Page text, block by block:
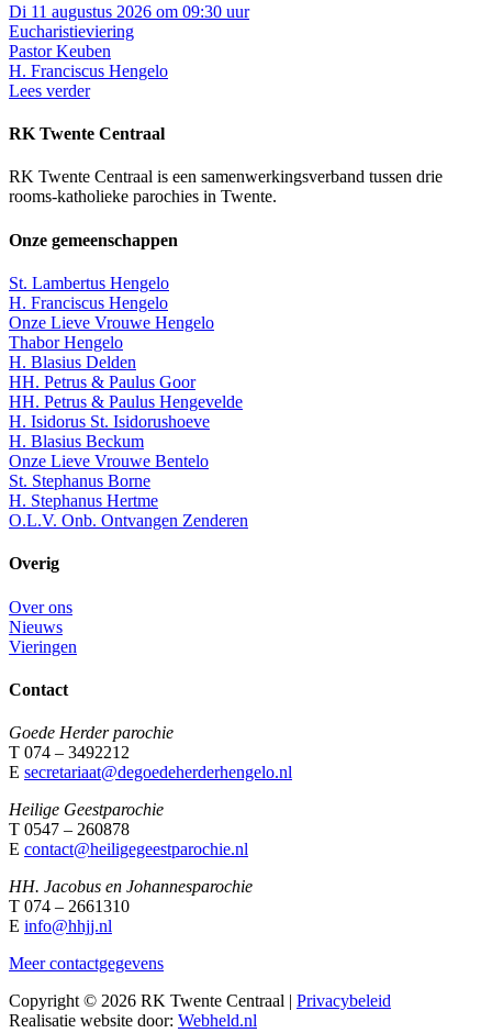
Di 11 augustus 2026 om 09:30 uur
Eucharistieviering
Pastor Keuben
H. Franciscus Hengelo
Lees verder
RK Twente Centraal
RK Twente Centraal is een samenwerkingsverband tussen drie
rooms-katholieke parochies in Twente.
Onze gemeenschappen
St. Lambertus Hengelo
H. Franciscus Hengelo
Onze Lieve Vrouwe Hengelo
Thabor Hengelo
H. Blasius Delden
HH. Petrus & Paulus Goor
HH. Petrus & Paulus Hengevelde
H. Isidorus St. Isidorushoeve
H. Blasius Beckum
Onze Lieve Vrouwe Bentelo
St. Stephanus Borne
H. Stephanus Hertme
O.L.V. Onb. Ontvangen Zenderen
Overig
Over ons
Nieuws
Vieringen
Contact
Goede Herder parochie
T 074 – 3492212
E secretariaat@degoedeherderhengelo.nl
Heilige Geestparochie
T 0547 – 260878
E contact@heiligegeestparochie.nl
HH. Jacobus en Johannesparochie
T 074 – 2661310
E info@hhjj.nl
Meer contactgegevens
Copyright © 2026 RK Twente Centraal | Privacybeleid
Realisatie website door: Webheld.nl